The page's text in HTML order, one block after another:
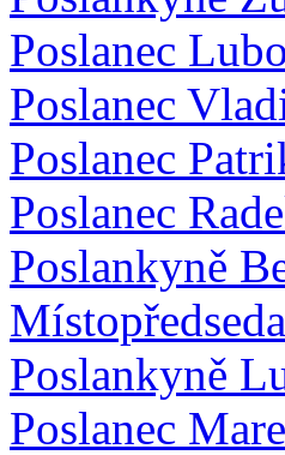
Poslanec
Poslanec
Poslanec
Poslanec
Poslankyně
Poslankyně
Poslanec